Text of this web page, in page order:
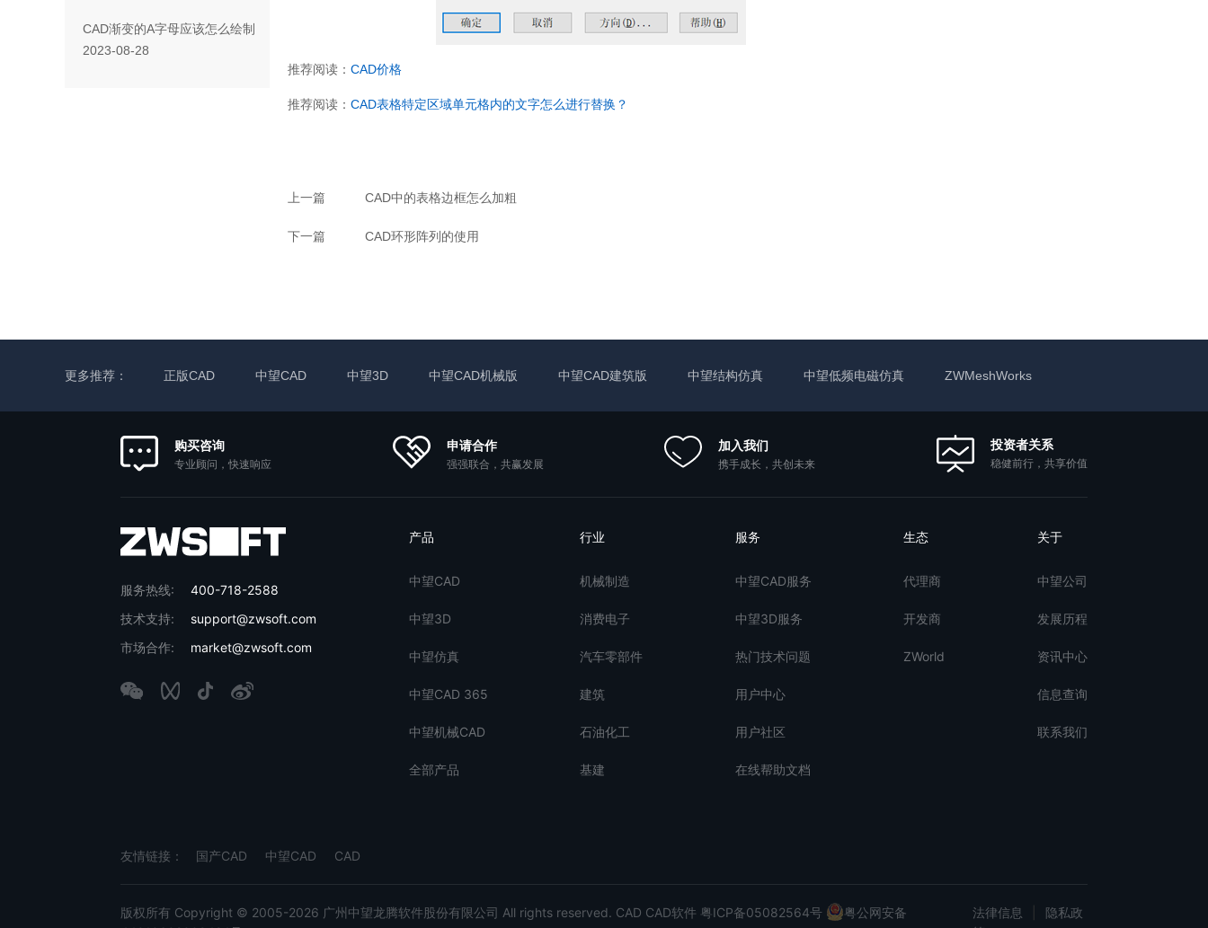
CAD渐变的A字母应该怎么绘制
2023-08-28
推荐阅读： CAD价格
推荐阅读： CAD表格特定区域单元格内的文字怎么进行替换？
上一篇 CAD中的表格边框怎么加粗
下一篇 CAD环形阵列的使用
更多推荐： 正版CAD 中望CAD 中望3D 中望CAD机械版 中望CAD建筑版 中望结构仿真 中望低频电磁仿真 ZWMeshWorks
购买咨询
专业顾问，快速响应
申请合作
强强联合，共赢发展
加入我们
携手成长，共创未来
投资者关系
稳健前行，共享价值
服务热线:
400-718-2588
技术支持:
support@zwsoft.com
市场合作:
market@zwsoft.com
产品
中望CAD
中望3D
中望仿真
中望CAD 365
中望机械CAD
全部产品
行业
机械制造
消费电子
汽车零部件
建筑
石油化工
基建
服务
中望CAD服务
中望3D服务
热门技术问题
用户中心
用户社区
在线帮助文档
生态
代理商
开发商
ZWorld
关于
中望公司
发展历程
资讯中心
信息查询
联系我们
友情链接： 国产CAD 中望CAD CAD
版权所有 Copyright © 2005-2026 广州中望龙腾软件股份有限公司 All rights reserved. CAD CAD软件 粤ICP备05082564号
粤公网安备
法律信息
隐私政